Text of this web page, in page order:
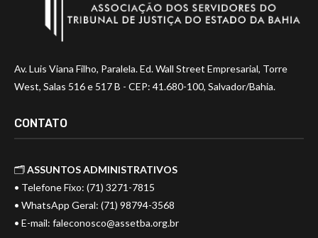
Av. Luis Viana Filho, Paralela. Ed. Wall Street Empresarial, Torre
West, Salas 516 e 517 B - CEP: 41.680-100, Salvador/Bahia.
CONTATO
🗂️ASSUNTOS ADMINISTRATIVOS
• Telefone Fixo: (71) 3271-7815
• WhatsApp Geral: (71) 98794-3568
• E-mail: faleconosco@assetba.org.br